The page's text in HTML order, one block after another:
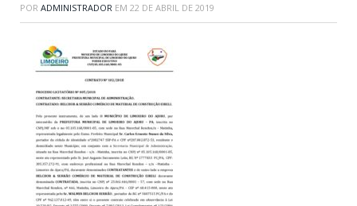
POR ADMINISTRADOR EM 22 DE ABRIL DE 2019